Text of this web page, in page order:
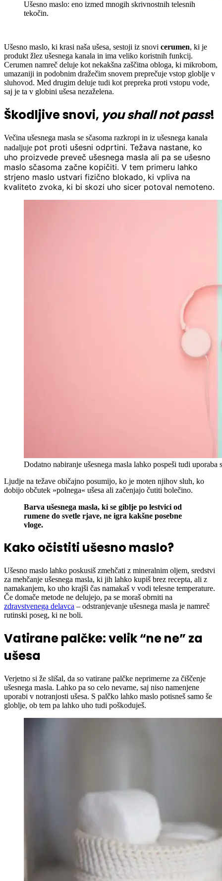
Ušesno maslo: eno izmed mnogih skrivnostnih telesnih
Ušesno maslo, ki krasi naša ušesa, sestoji iz snovicerumen, ki je
produkt žlez ušesnega kanala in ima veliko koristnih funkcij.
Cerumen namreč deluje kot nekakšna zaščitna obloga, ki mikrobom,
umazaniji in podobnim dražečim snovem preprečuje vstop globlje v
sluhovod. Med drugim deluje tudi kot prepreka proti vstopu vode,
Škodljive snovi, you shall not pass!
Večina ušesnega masla se sčasoma razkropi in iz ušesnega kanala
nadaljujepotproti ušesni odprtini. Težava nastane, ko
uho proizvede preveč ušesnega masla ali pa se ušesno
maslo sčasoma začne kopičiti. V tem primeru lahko
strjeno maslo ustvari fizično blokado, ki vpliva na
Ljudje na težave običajno posumijo, ko je moten njihov sluh, ko
Barva ušesnega masla, ki se giblje po lestvici od
rumene do svetle rjave, ne igra kakšne posebne
Kako očistiti ušesno maslo?
Ušesno maslo lahko poskusiš zmehčati z mineralnim oljem, sredstvi
za mehčanje ušesnega masla, ki jih lahko kupiš brez recepta, ali z
namakanjem, ko uho krajši čas namakaš v vodi telesne temperature.
Če domače metode ne delujejo, pa se moraš obrniti na
zdravstvenega delavca– odstranjevanje ušesnega masla je namreč
Vatirane palčke: velik “ne ne” za
ušesa
Verjetno si že slišal, da so vatirane palčke neprimerne za čiščenje
ušesnega masla. Lahko pa so celo nevarne, saj niso namenjene
uporabi v notranjosti ušesa. S palčko lahko maslo potisneš samo še